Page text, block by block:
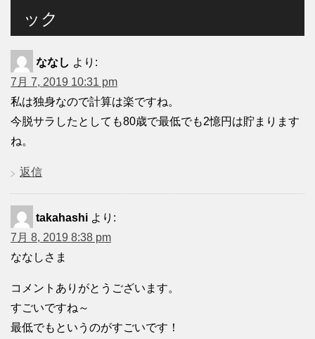
ック
ななし より:
7月 7, 2019 10:31 pm
私は独身なので計算は楽ですね。
今脱サラしたとしても80歳で最低でも2憶円は貯まります
ね。
返信
takahashi より:
7月 8, 2019 8:38 pm
ななしさま
コメントありがとうございます。
すごいですね～
最低でもというのがすごいです！